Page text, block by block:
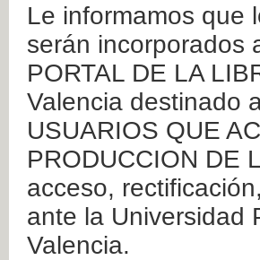
Le informamos que
serán incorporados
PORTAL DE LA
Valencia destinado
USUARIOS QUE
PRODUCCION DE
acceso,
ante la Universidad
Valencia.